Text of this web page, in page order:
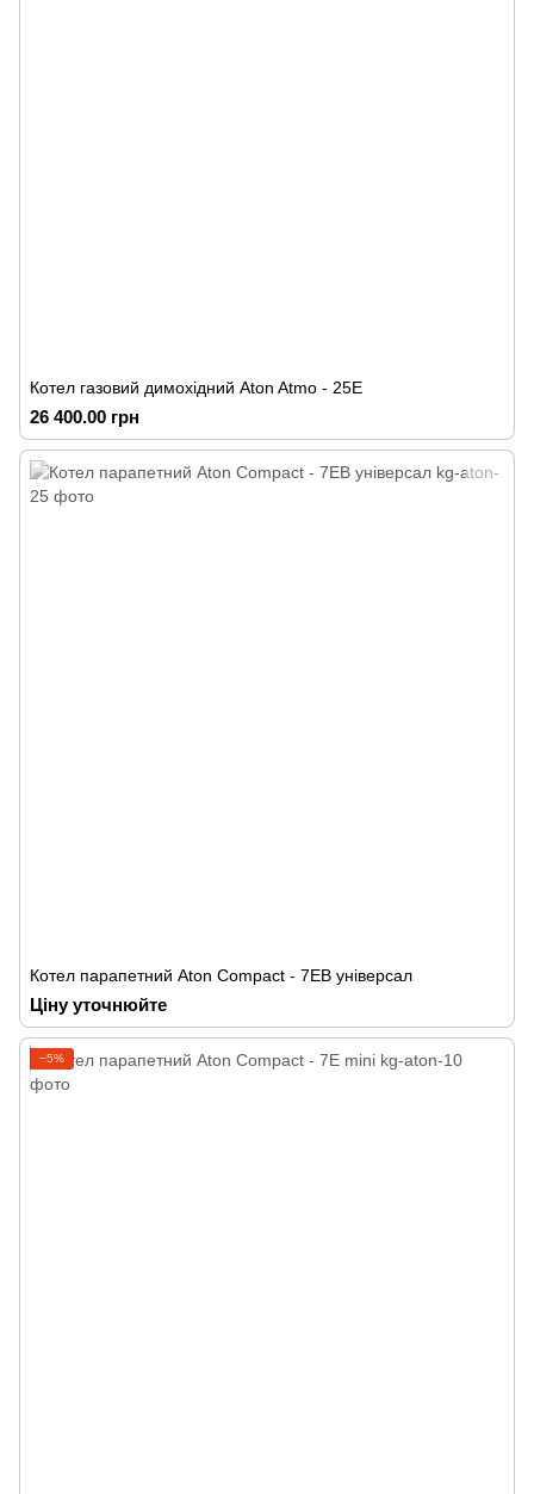
Котел газовий димохідний Аton Atmo - 25Е
26 400.00 грн
Котел парапетний Аton Compact - 7ЕВ універсал
Ціну уточнюйте
−5%